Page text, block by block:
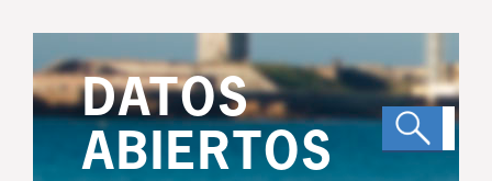
DATOS
ABIERTOS